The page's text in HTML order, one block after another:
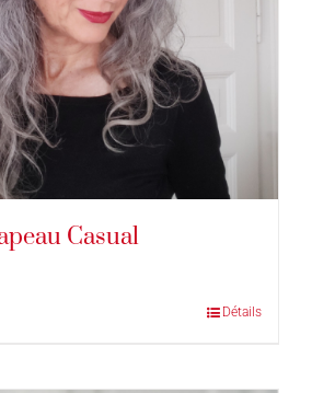
Casual
Détails